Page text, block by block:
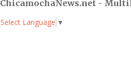
ChicamochaNews.net -
Select Language ▼